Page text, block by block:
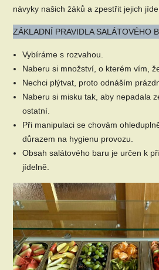
návyky našich žáků a zpestřit jejich
ZÁKLADNÍ PRAVIDLA SALÁTOVÉHO
Vybíráme s rozvahou.
Naberu si množství, o kterém vím,
Nechci plýtvat, proto odnáším
Naberu si misku tak, aby nepadala
ostatní.
Při manipulaci se chovám
důrazem na hygienu provozu.
Obsah salátového baru je určen k
jídelně.